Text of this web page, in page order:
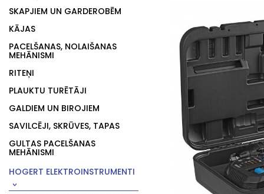
SKAPJIEM UN GARDEROBĒM
KĀJAS
PACELŠANAS, NOLAIŠANAS
MEHĀNISMI
RITEŅI
PLAUKTU TURĒTĀJI
GALDIEM UN BIROJIEM
SAVILCĒJI, SKRŪVES, TAPAS
GULTAS PACELŠANAS
MEHĀNISMI
HOGERT ELEKTROINSTRUMENTI